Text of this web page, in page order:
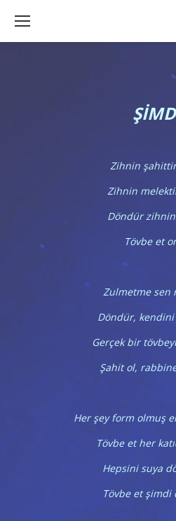
Zihnin
Zihnin
Döndür
Tövbe et
Zulmetme sen
Döndür,
Gerçek bir
Şahit ol,
Her şey form olmuş
Tövbe et her
Hepsini suya
Tövbe et şimdi